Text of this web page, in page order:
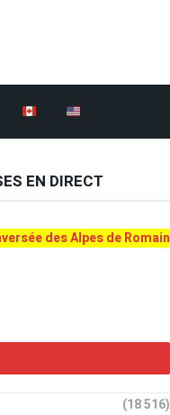
EN DIRECT
des Alpes de Romain
(18 516)